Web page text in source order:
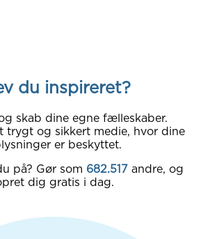
du inspireret?
skab dine egne fælleskaber.
trygt og sikkert medie, hvor dine
er beskyttet.
på? Gør som 682.517 andre, og
dig gratis i dag.